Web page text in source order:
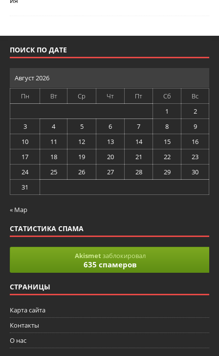
ПОИСК ПО ДАТЕ
Август 2026
Пн Вт Ср Чт Пт Сб
Вс
1
2
3
4 5 6 7 8
9
10
11 12 13 14 15
16
17
18 19 20 21 22
23
24
25 26 27 28 29
30
31
« Мар
СТАТИСТИКА СПАМА
Akismet заблокировал
635 спамеров
СТРАНИЦЫ
Карта сайта
Контакты
О нас